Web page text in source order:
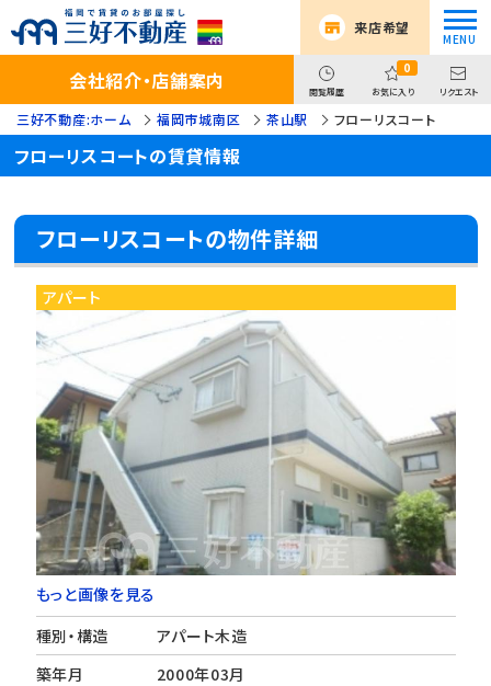
来店希望
会社紹介・店舗案内 閲覧履歴
0
お気に入り リクエスト
三好不動産:ホーム 福岡市城南区 茶山駅 フローリスコート
フローリスコートの賃貸情報
フローリスコートの物件詳細
アパート
もっと画像を見る
種別・構造
アパート木造
築年月
2000年03月